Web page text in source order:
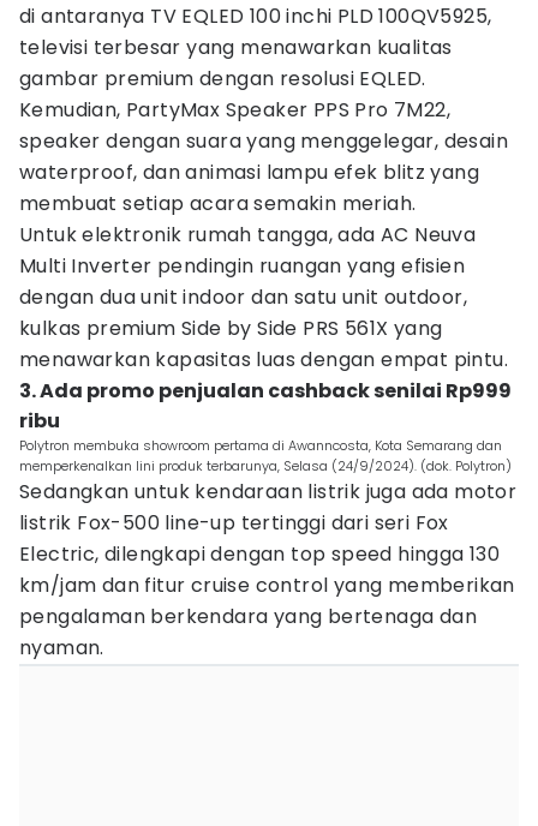
di antaranya TV EQLED 100 inchi PLD 100QV5925,
televisi terbesar yang menawarkan kualitas
gambar premium dengan resolusi EQLED.
Kemudian, PartyMax Speaker PPS Pro 7M22,
speaker dengan suara yang menggelegar, desain
waterproof, dan animasi lampu efek blitz yang
membuat setiap acara semakin meriah.
Untuk elektronik rumah tangga, ada AC Neuva
Multi Inverter pendingin ruangan yang efisien
dengan dua unit indoor dan satu unit outdoor,
kulkas premium Side by Side PRS 561X yang
menawarkan kapasitas luas dengan empat pintu.
3. Ada promo penjualan cashback senilai Rp999
ribu
Polytron membuka showroom pertama di Awanncosta, Kota Semarang dan
memperkenalkan lini produk terbarunya, Selasa (24/9/2024). (dok. Polytron)
Sedangkan untuk kendaraan listrik juga ada motor
listrik Fox-500 line-up tertinggi dari seri Fox
Electric, dilengkapi dengan top speed hingga 130
km/jam dan fitur cruise control yang memberikan
pengalaman berkendara yang bertenaga dan
nyaman.